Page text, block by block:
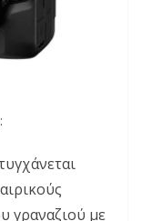
γραναζιού με